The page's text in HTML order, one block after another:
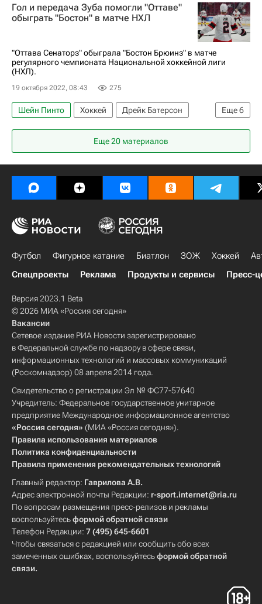
Оттава Сенаторз
Сиэтл Кракен
Гол и передача Зуба помогли "Оттаве"
обыграть "Бостон" в матче НХЛ
"Оттава Сенаторз" обыграла "Бостон Брюинз" в матче
регулярного чемпионата Национальной хоккейной лиги
(НХЛ).
19 октября 2022, 08:43 275
Еще6
Шейн Пинто Хоккей
Дрейк Батерсон
Клод Жиру
Бостон Брюинз
Нью-Йорк Айлендерс
Артем Зуб
Национальная хоккейная лига (НХЛ)
Еще 20 материалов
Футбол Фигурное катание Биатлон ЗОЖ Хоккей
Спецпроекты
Реклама Продукты и сервисы Пресс-
Версия 2023.1 Beta
© 2026 МИА «Россия сегодня»
Вакансии
Сетевое издание РИА Новости зарегистрировано
в Федеральной службе по надзору в сфере связи,
информационных технологий и массовых коммуникаций
(Роскомнадзор) 08 апреля 2014 года.
Свидетельство о регистрации Эл № ФС77-57640
Учредитель: Федеральное государственное унитарное
предприятие Международное информационное агентство
«Россия сегодня» (МИА «Россия сегодня»).
Правила использования материалов
Политика конфиденциальности
Правила применения рекомендательных технологий
Главный редактор: Гаврилова А.В.
Адрес электронной почты Редакции: r-sport.internet@ria.ru
По вопросам размещения пресс-релизов и рекламы
воспользуйтесьформой обратной связи
Телефон Редакции: 7 (495) 645-6601
Чтобы связаться с редакцией или сообщить обо всех
замеченных ошибках, воспользуйтесьформой обратной
связи.